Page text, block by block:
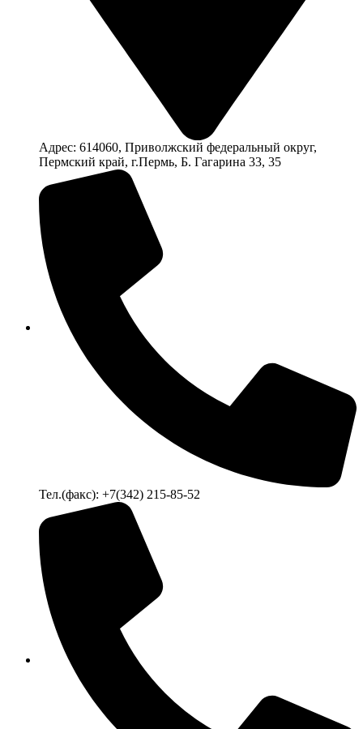
Адрес: 614060, Приволжский федеральный округ,
Пермский край, г.Пермь, Б. Гагарина 33, 35
Тел.(факс): +7(342) 215-85-52